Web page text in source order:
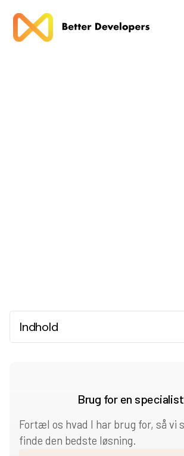
Indhold
Heading 4
Heading 5
Brug for en
Fortæl os hvad I har brug for, så vi
finde den bedste løsning.